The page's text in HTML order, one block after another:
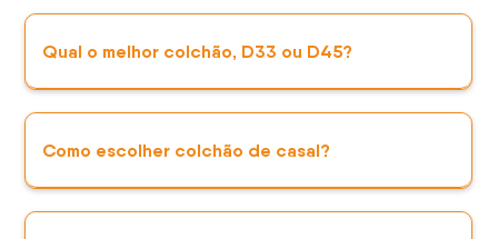
Qual o melhor colchão, D33 ou D45?
Como escolher colchão de casal?